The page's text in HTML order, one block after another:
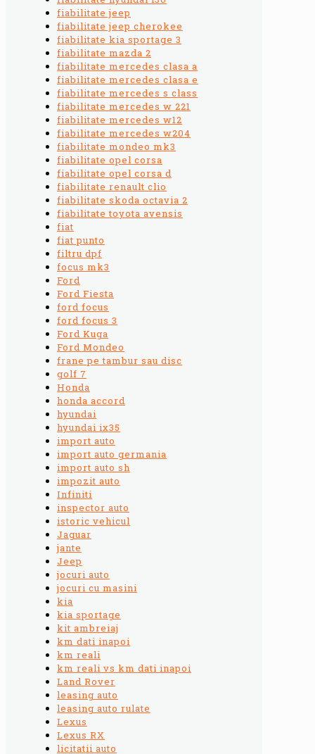
fiabilitate jeep
fiabilitate jeep cherokee
fiabilitate kia sportage 3
fiabilitate mazda 2
fiabilitate mercedes clasa a
fiabilitate mercedes clasa e
fiabilitate mercedes s class
fiabilitate mercedes w 221
fiabilitate mercedes w12
fiabilitate mercedes w204
fiabilitate mondeo mk3
fiabilitate opel corsa
fiabilitate opel corsa d
fiabilitate renault clio
fiabilitate skoda octavia 2
fiabilitate toyota avensis
fiat
fiat punto
filtru dpf
focus mk3
Ford
Ford Fiesta
ford focus
ford focus 3
Ford Kuga
Ford Mondeo
frane pe tambur sau disc
golf 7
Honda
honda accord
hyundai
hyundai ix35
import auto
import auto germania
import auto sh
impozit auto
Infiniti
inspector auto
istoric vehicul
Jaguar
jante
Jeep
jocuri auto
jocuri cu masini
kia
kia sportage
kit ambreiaj
km dati inapoi
km reali
km reali vs km dati inapoi
Land Rover
leasing auto
leasing auto rulate
Lexus
Lexus RX
licitatii auto